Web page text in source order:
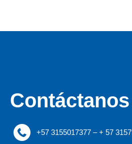
Contáctanos
+57 3155017377 – + 57